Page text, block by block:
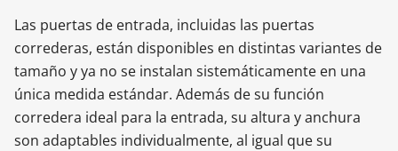
Puertas Entrada
Puertas de garaje
Las puertas de entrada, incluidas las puertas
correderas, están disponibles en distintas variantes de
tamaño y ya no se instalan sistemáticamente en una
única medida estándar. Además de su función
corredera ideal para la entrada, su altura y anchura
son adaptables individualmente, al igual que su